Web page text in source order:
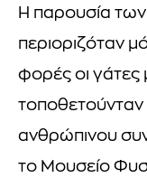
Η παρουσία
περιοριζόταν
φορές οι γάτες
ανθρώπινου
το Μουσείο